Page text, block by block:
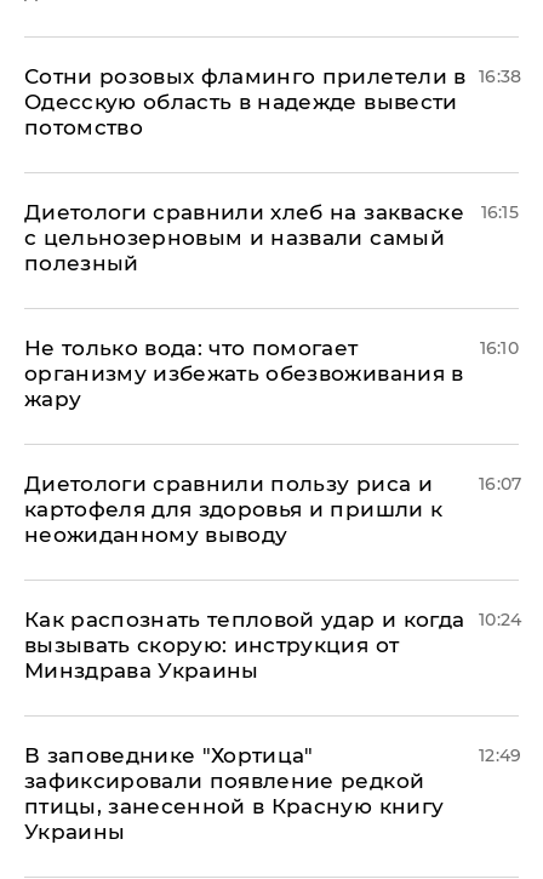
Сотни розовых фламинго прилетели в
Одесскую область в надежде вывести
потомство
16:38
Диетологи сравнили хлеб на закваске
с цельнозерновым и назвали самый
полезный
16:15
Не только вода: что помогает
организму избежать обезвоживания в
жару
16:10
Диетологи сравнили пользу риса и
картофеля для здоровья и пришли к
неожиданному выводу
16:07
Как распознать тепловой удар и когда
вызывать скорую: инструкция от
Минздрава Украины
10:24
В заповеднике "Хортица"
зафиксировали появление редкой
птицы, занесенной в Красную книгу
Украины
12:49